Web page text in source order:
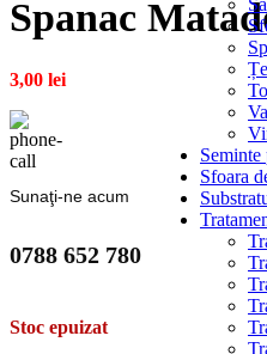
Seminte
Sfoara
Spanac
3,00 lei
Sunaţi-ne acum
0788 652 780
Stoc epuizat